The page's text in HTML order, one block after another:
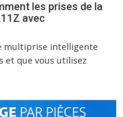
les prises de la
avec
multiprise intelligente
et que vous utilisez